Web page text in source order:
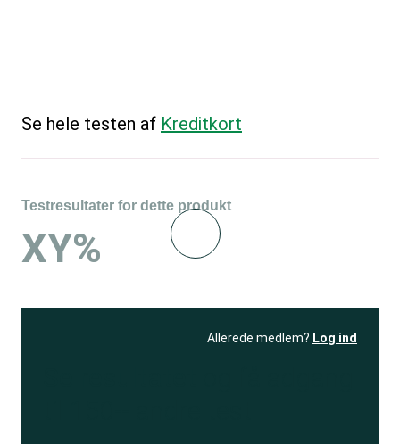
Se hele testen af Kreditkort
Testresultater for dette produkt
XY%
Allerede medlem? Log ind